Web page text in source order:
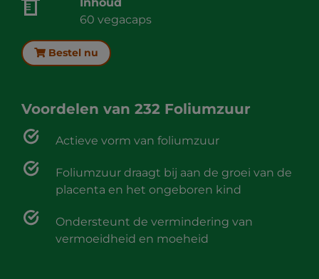
60 vegacaps
Bestel nu
Voordelen van 232 Foliumzuur
Actieve vorm van foliumzuur
Foliumzuur draagt bij aan de groei van de
placenta en het ongeboren kind
Ondersteunt de vermindering van
vermoeidheid en moeheid